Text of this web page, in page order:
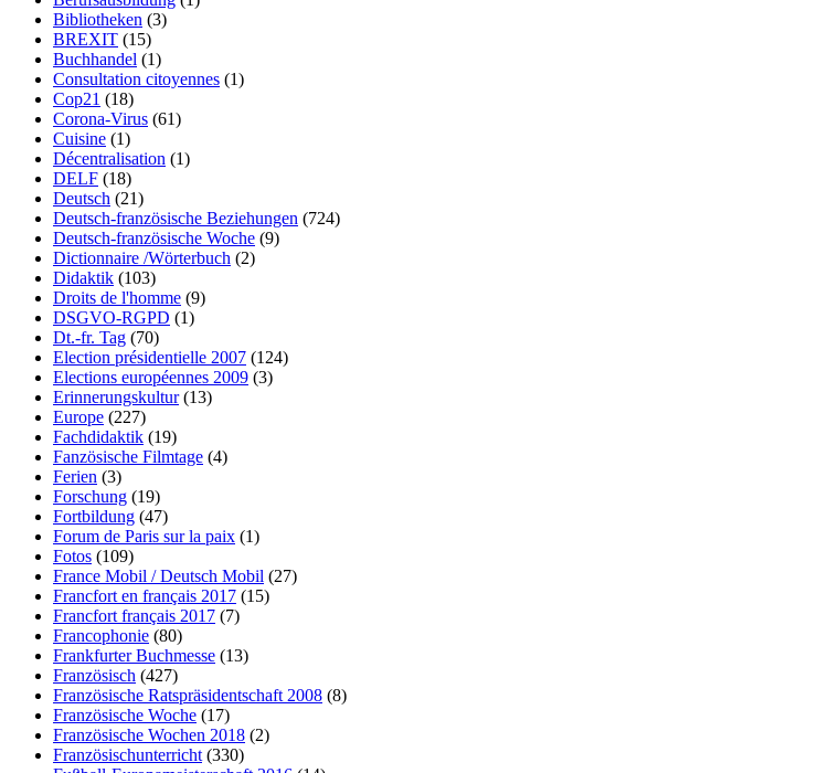
Bibliotheken (3)
BREXIT (15)
Buchhandel (1)
Consultation citoyennes (1)
Cop21 (18)
Corona-Virus (61)
Cuisine (1)
Décentralisation (1)
DELF (18)
Deutsch (21)
Deutsch-französische Beziehungen (724)
Deutsch-französische Woche (9)
Dictionnaire /Wörterbuch (2)
Didaktik (103)
Droits de l'homme (9)
DSGVO-RGPD (1)
Dt.-fr. Tag (70)
Election présidentielle 2007 (124)
Elections européennes 2009 (3)
Erinnerungskultur(13)
Europe (227)
Fachdidaktik (19)
Fanzösische Filmtage (4)
Ferien (3)
Forschung (19)
Fortbildung (47)
Forum de Paris sur la paix (1)
Fotos (109)
France Mobil / Deutsch Mobil (27)
Francfort en français 2017 (15)
Francfort français 2017 (7)
Francophonie (80)
Frankfurter Buchmesse (13)
Französisch (427)
Französische Ratspräsidentschaft 2008 (8)
Französische Woche (17)
Französische Wochen 2018 (2)
Französischunterricht (330)